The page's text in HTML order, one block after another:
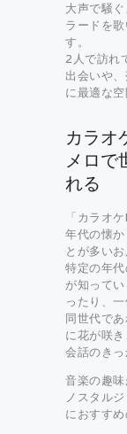
大声で騒
ラードを
す。
2人で訪れ
出会いや
に最適な空
カラオ
メロで
れる
「カラオ
年代の懐
とが多いお
特定の年
が知って
ったり、
同世代で
に花が咲
会話のきっ
音楽の趣
ノスタル
におすすめ